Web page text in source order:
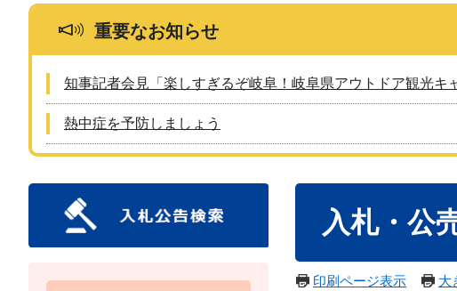
重要なお知らせ
知事記者会見「楽しすぎるぞ岐阜！岐阜県アウトドア観光キ
熱中症を予防しましょう
入札・公
印刷ページ表示 大